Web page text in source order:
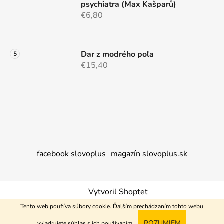
Tento web používa súbory cookie. Ďalším prechádzaním tohto webu
psychiatra (Max Kašparů)
€6,80
Dar z modrého poľa
€15,40
facebook slovoplus magazín slovoplus.sk
Vytvoril Shoptet
Copyright 2026Nakupujem+. Všetky práva vyhradené.